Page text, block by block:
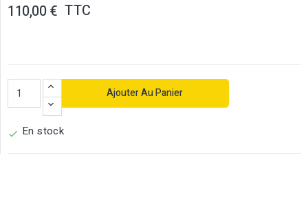
110,00 € TTC
Ajouter Au Panier
 En stock